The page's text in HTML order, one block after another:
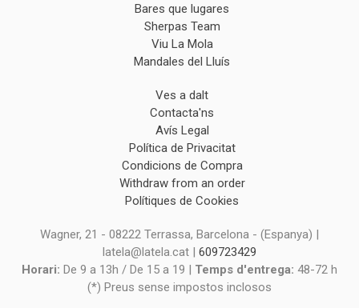
Bares que lugares
Sherpas Team
Viu La Mola
Mandales del Lluís
Ves a dalt
Contacta'ns
Avís Legal
Política de Privacitat
Condicions de Compra
Withdraw from an order
Polítiques de Cookies
Wagner, 21 - 08222 Terrassa, Barcelona - (Espanya) |
latela@latela.cat | 609723429
Horari: De 9 a 13h / De 15 a 19 | Temps d'entrega: 48-72 h
(*) Preus sense impostos inclosos